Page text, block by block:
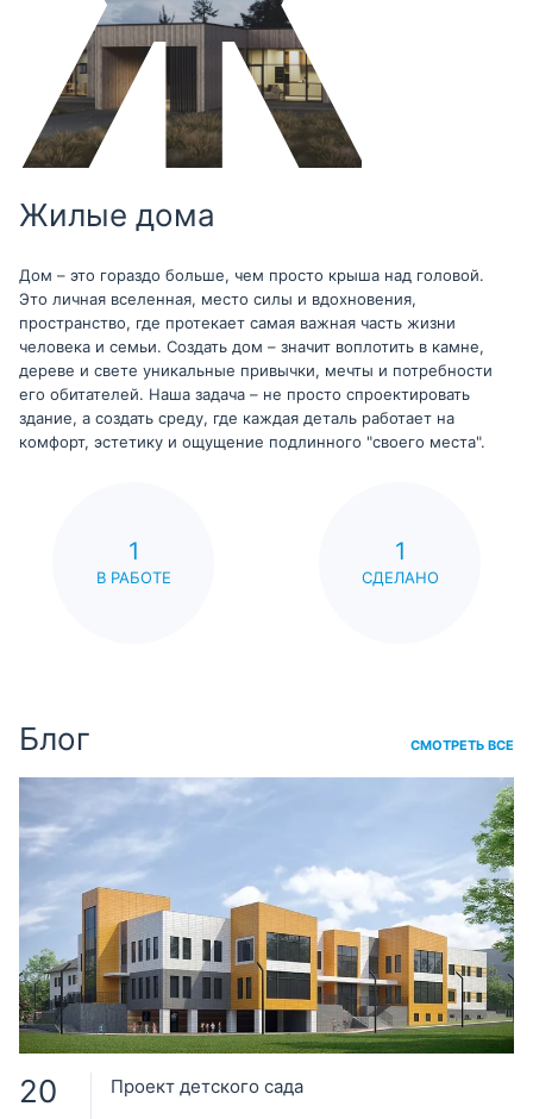
Жилые дома
Дом – это гораздо больше, чем просто крыша над головой.
Это личная вселенная, место силы и вдохновения,
пространство, где протекает самая важная часть жизни
человека и семьи. Создать дом – значит воплотить в камне,
дереве и свете уникальные привычки, мечты и потребности
его обитателей. Наша задача – не просто спроектировать
здание, а создать среду, где каждая деталь работает на
комфорт, эстетику и ощущение подлинного "своего места".
1
В РАБОТЕ
1
СДЕЛАНО
Блог СМОТРЕТЬ ВСЕ
20 Проект детского сада